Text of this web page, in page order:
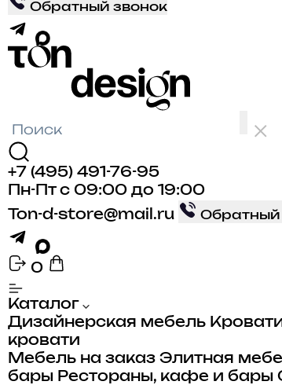
Обратный звонок
+7 (495) 491-76-95
Пн-Пт с 09:00 до 19:00
Ton-d-store@mail.ru
Обратный
0
Каталог
Дизайнерская мебель
кровати
Мебель на заказ Элитная
бары Рестораны, кафе и бары